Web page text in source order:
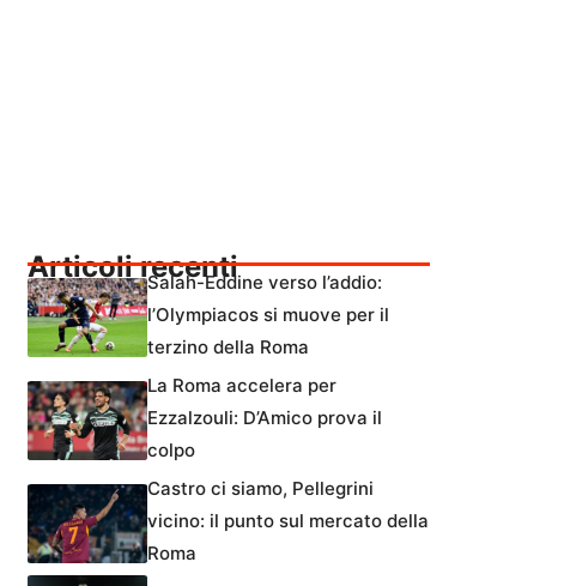
Articoli recentiSalah-Eddine verso l’addio:
l’Olympiacos si muove per il
terzino della Roma
La Roma accelera per
Ezzalzouli: D’Amico prova il
colpo
Castro ci siamo, Pellegrini
vicino: il punto sul mercato della
Roma